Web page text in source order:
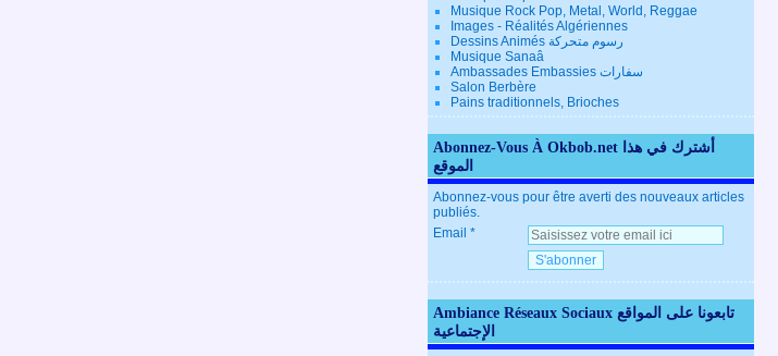
Musique Rock Pop, Metal, World, Reggae
Images - Réalités Algériennes
Dessins Animés رسوم متحركة
Musique Sanaâ
Ambassades Embassies سفارات
Salon Berbère
Pains traditionnels, Brioches
Abonnez-Vous À Okbob.net أشترك في هذا
الموقع
Abonnez-vous pour être averti des nouveaux articles
publiés.
Email
Ambiance Réseaux Sociaux تابعونا على المواقع
الإجتماعية